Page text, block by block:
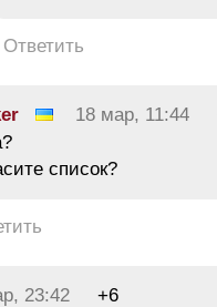
Ответить
18 мар, 11:44
список?
23:42
+6